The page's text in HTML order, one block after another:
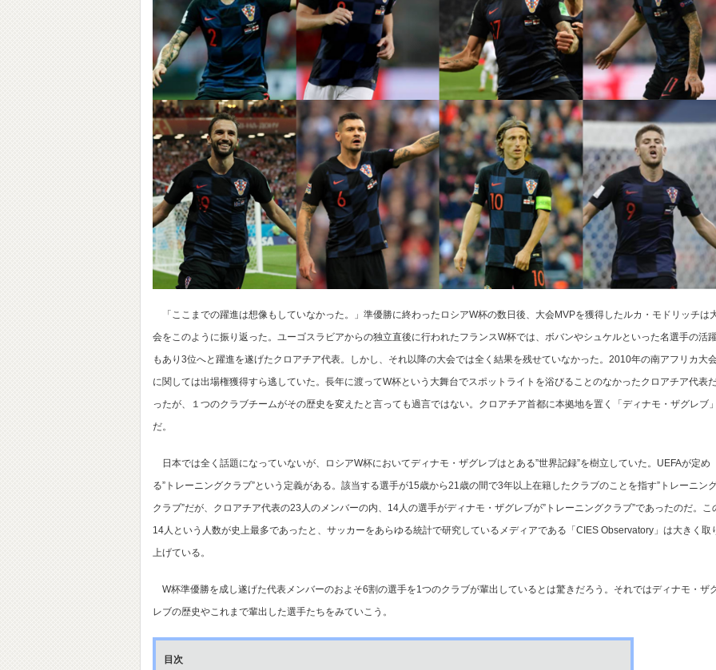
「ここまでの躍進は想像もしていなかった。」準優勝に終わったロシアW杯の数日後、大会MVPを獲得したルカ・モドリッチは
会をこのように振り返った。ユーゴスラビアからの独立直後に行われたフランスW杯では、ボバンやシュケルといった名選手の活
もあり3位へと躍進を遂げたクロアチア代表。しかし、それ以降の大会では全く結果を残せていなかった。2010年の南アフリカ大
に関しては出場権獲得すら逃していた。長年に渡ってW杯という大舞台でスポットライトを浴びることのなかったクロアチア代表
ったが、１つのクラブチームがその歴史を変えたと言っても過言ではない。クロアチア首都に本拠地を置く「ディナモ・ザグレブ」
だ。
日本では全く話題になっていないが、ロシアW杯においてディナモ・ザグレブはとある”世界記録”を樹立していた。UEFAが定め
る”トレーニングクラブ”という定義がある。該当する選手が15歳から21歳の間で3年以上在籍したクラブのことを指す”トレーニン
クラブ”だが、クロアチア代表の23人のメンバーの内、14人の選手がディナモ・ザグレブが”トレーニングクラブ”であったのだ。こ
14人という人数が史上最多であったと、サッカーをあらゆる統計で研究しているメディアである「CIES Observatory」は大きく取
上げている。
W杯準優勝を成し遂げた代表メンバーのおよそ6割の選手を1つのクラブが輩出しているとは驚きだろう。それではディナモ・ザ
レブの歴史やこれまで輩出した選手たちをみていこう。
目次